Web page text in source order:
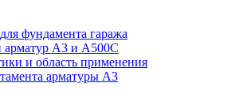
фундамента гаража
арматур А3 и А500С
и область применения
арматуры А3